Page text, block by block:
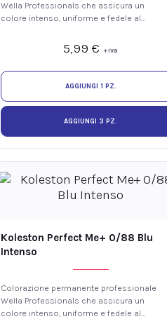
5,99 € +iva
Wella Professionals che assicura un
colore intenso, uniforme e fedele al
copertura dei capelli bianchi. La
tecnologia ME+ offre elevate
prestazioni colore riducendo il rischio
di sviluppare nuove allergie ai coloranti.
AGGIUNGI 1 PZ.
AGGIUNGI 3 PZ.
Koleston Perfect Me+ 0/88 Blu
Intenso
Colorazione permanente professionale
Wella Professionals che assicura un
colore intenso, uniforme e fedele al